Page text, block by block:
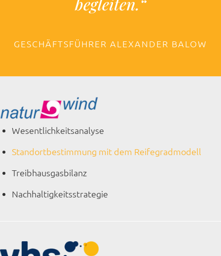
GESCHÄFTSFÜHRER ALEXANDER BALOW
Wesentlichkeitsanalyse
Standortbestimmung mit dem Reifegradmodell
Treibhausgasbilanz
Nachhaltigkeitsstrategie